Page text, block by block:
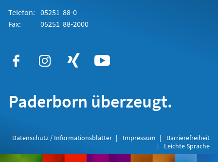
Telefon: 05251 88-0
Fax:
05251 88-2000
Paderborn überzeugt.
Datenschutz / Informationsblätter Impressum
Barrierefreiheit
Leichte Sprache